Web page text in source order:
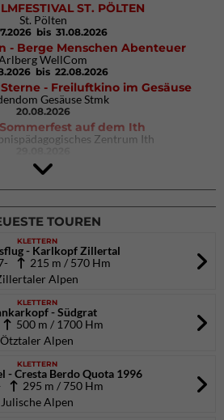
ST. PÖLTEN
St. Pölten
bis 31.08.2026
- Berge Menschen Abenteuer
WellCom
bis 22.08.2026
- Freiluftkino im Gesäuse
Gesäuse Stmk
20.08.2026
Sommerfest auf dem Ith
Zentrum Ith
KIDS 2026
München Süd (Thalkirchen)
26.09.2026
TOUREN
KLETTERN
- Karlkopf Zillertal
7-
215 m / 570 Hm
Alpen
KLETTERN
- Südgrat
500 m / 1700 Hm
Ötztaler Alpen
KLETTERN
- Cresta Berdo Quota 1996
295 m / 750 Hm
Julische Alpen